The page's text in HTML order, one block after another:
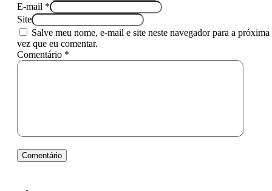
E-mail *
Site
Salve meu nome, e-mail e site neste navegador para a próxima
vez que eu comentar.
Comentário *